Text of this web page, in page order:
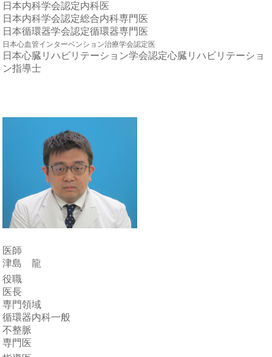
日本内科学会認定内科医
日本内科学会認定総合内科専門医
日本循環器学会認定循環器専門医
日本心血管インターベンション治療学会認定医
日本心臓リハビリテーション学会認定心臓リハビリテーショ
ン指導士
医師
津島 龍
役職
医長
専門領域
循環器内科一般
不整脈
専門医